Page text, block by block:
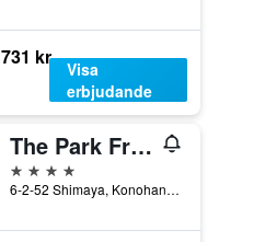
731 kr
Visa
erbjudande
The Park Front Hotel at Universal Studios Japan
4 stjärnor
6-2-52 Shimaya, Konohanaku, Osaka, Japan